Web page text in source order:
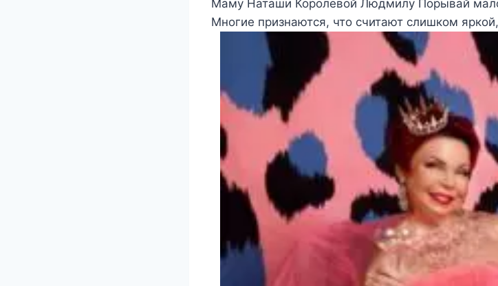
Маму Наташи Королевой Людмилу Порывай
Многие признаются, что считают слишком